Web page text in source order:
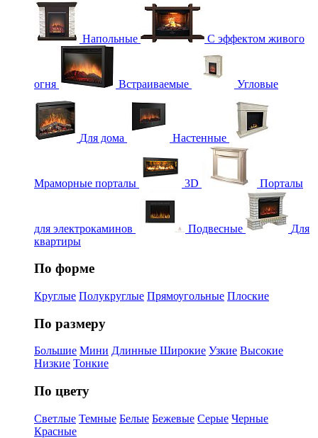
Напольные С эффектом живого
огня Встраиваемые Угловые
Для дома Настенные
Мраморные порталы 3D Порталы
для электрокаминов Подвесные
Для
квартиры
По форме
Круглые Полукруглые Прямоугольные Плоские
По размеру
Большие Мини Длинные Широкие Узкие Высокие
Низкие Тонкие
По цвету
Светлые Темные Белые Бежевые Серые Черные
Красные